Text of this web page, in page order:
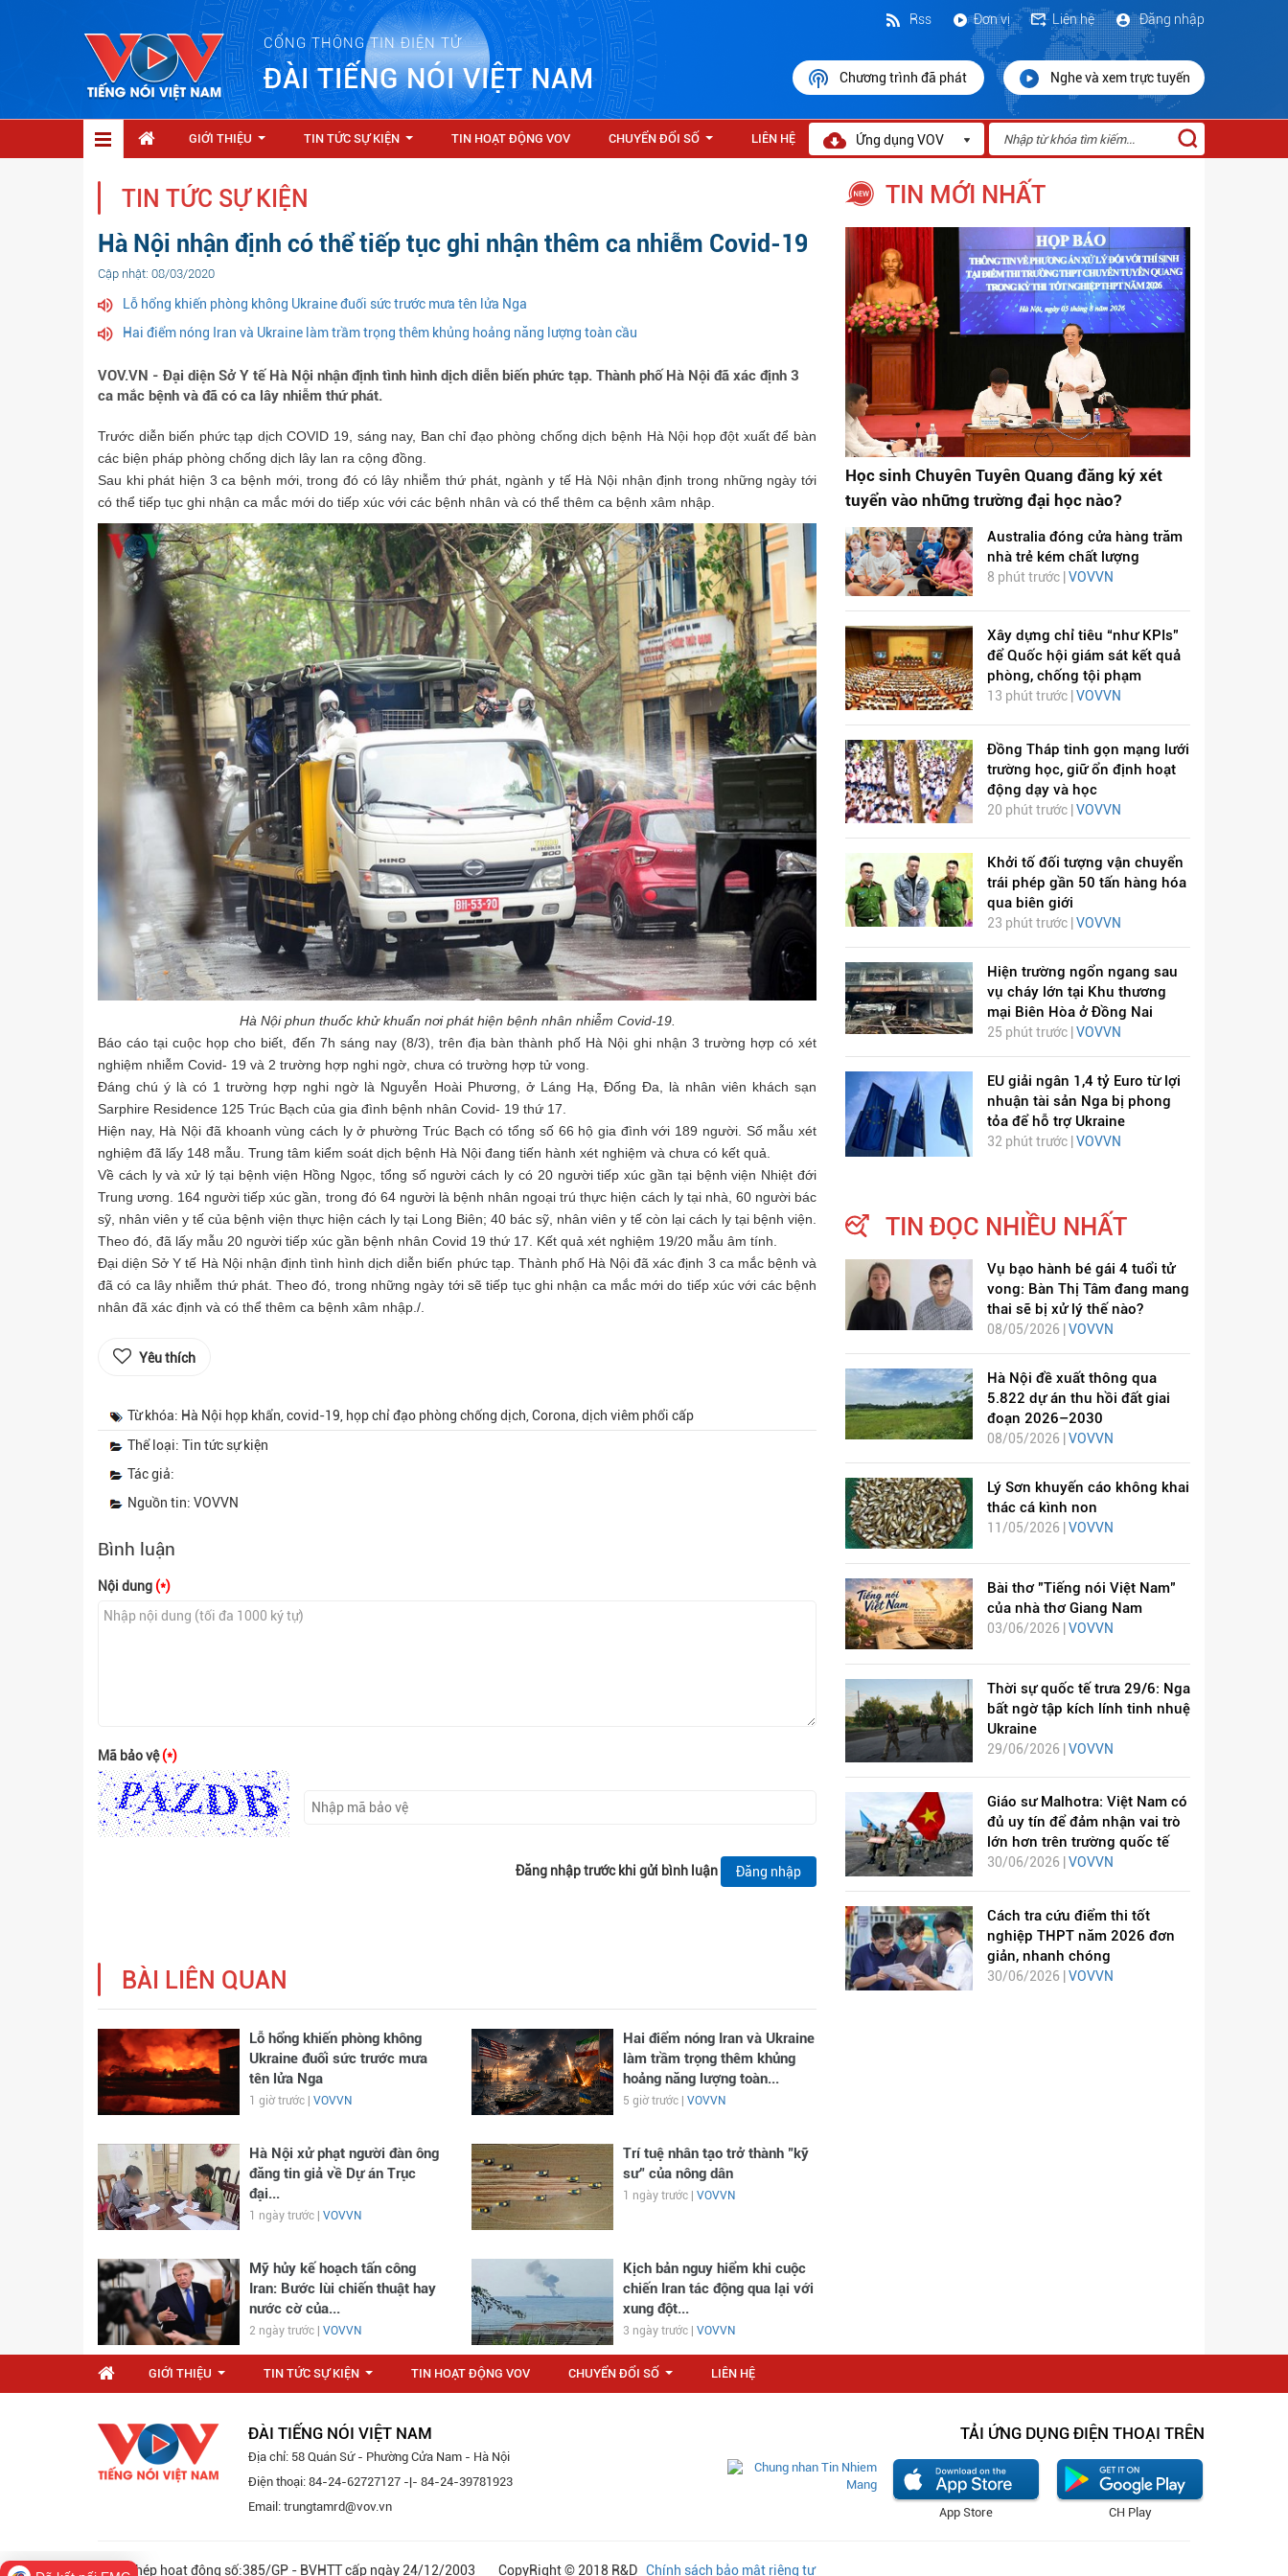
CỔNG THÔNG TIN ĐIỆN TỬ
ĐÀI TIẾNG NÓI VIỆT NAM
Đăng nhập
Liên hệ
Đơn vị
Rss
Chương trình đã phát Nghe và xem trực tuyến
GIỚI THIỆU TIN TỨC SỰ KIỆN TIN HOẠT ĐỘNG VOV CHUYỂN ĐỔI SỐ LIÊN HỆ Ứng dụng VOV
TIN TỨC SỰ KIỆN
Hà Nội nhận định có thể tiếp tục ghi nhận thêm ca nhiễm Covid-19
Cập nhật: 08/03/2020
Lỗ hổng khiến phòng không Ukraine đuối sức trước mưa tên lửa Nga
Hai điểm nóng Iran và Ukraine làm trầm trọng thêm khủng hoảng năng lượng toàn cầu
VOV.VN - Đại diện Sở Y tế Hà Nội nhận định tình hình dịch diễn biến phức tạp. Thành phố Hà Nội đã xác định 3
ca mắc bệnh và đã có ca lây nhiễm thứ phát.
Trước diễn biến phức tạp dịch COVID 19, sáng nay, Ban chỉ đạo phòng chống dịch bệnh Hà Nội họp đột xuất để bàn
các biện pháp phòng chống dịch lây lan ra cộng đồng.
Sau khi phát hiện 3 ca bệnh mới, trong đó có lây nhiễm thứ phát, ngành y tế Hà Nội nhận định trong những ngày tới
có thể tiếp tục ghi nhận ca mắc mới do tiếp xúc với các bệnh nhân và có thể thêm ca bệnh xâm nhập.
Hà Nội phun thuốc khử khuẩn nơi phát hiện bệnh nhân nhiễm Covid-19.
Báo cáo tại cuộc họp cho biết, đến 7h sáng nay (8/3), trên địa bàn thành phố Hà Nội ghi nhận 3 trường hợp có xét
nghiệm nhiễm Covid- 19 và 2 trường hợp nghi ngờ, chưa có trường hợp tử vong.
Đáng chú ý là có 1 trường hợp nghi ngờ là Nguyễn Hoài Phương, ở Láng Hạ, Đống Đa, là nhân viên khách sạn
Sarphire Residence 125 Trúc Bạch của gia đình bệnh nhân Covid- 19 thứ 17.
Hiện nay, Hà Nội đã khoanh vùng cách ly ở phường Trúc Bạch có tổng số 66 hộ gia đình với 189 người. Số mẫu xét
nghiệm đã lấy 148 mẫu. Trung tâm kiểm soát dịch bệnh Hà Nội đang tiến hành xét nghiệm và chưa có kết quả.
Về cách ly và xử lý tại bệnh viện Hồng Ngọc, tổng số người cách ly có 20 người tiếp xúc gần tại bệnh viện Nhiệt đới
Trung ương. 164 người tiếp xúc gần, trong đó 64 người là bệnh nhân ngoại trú thực hiện cách ly tại nhà, 60 người bác
sỹ, nhân viên y tế của bệnh viện thực hiện cách ly tại Long Biên; 40 bác sỹ, nhân viên y tế còn lại cách ly tại bệnh viện.
Theo đó, đã lấy mẫu 20 người tiếp xúc gần bệnh nhân Covid 19 thứ 17. Kết quả xét nghiệm 19/20 mẫu âm tính.
Đại diện Sở Y tế Hà Nội nhận định tình hình dịch diễn biến phức tạp. Thành phố Hà Nội đã xác định 3 ca mắc bệnh và
đã có ca lây nhiễm thứ phát. Theo đó, trong những ngày tới sẽ tiếp tục ghi nhận ca mắc mới do tiếp xúc với các bệnh
nhân đã xác định và có thể thêm ca bệnh xâm nhập./.
Yêu thích
Từ khóa: Hà Nội họp khẩn, covid-19, họp chỉ đạo phòng chống dịch, Corona, dịch viêm phổi cấp
Thể loại: Tin tức sự kiện
Tác giả:
Nguồn tin: VOVVN
Bình luận
Nội dung (*)
Mã bảo vệ(*)
Đăng nhập trước khi gửi bình luận Đăng nhập
BÀI LIÊN QUAN
Lỗ hổng khiến phòng không
Ukraine đuối sức trước mưa
tên lửa Nga
1 giờ trước | VOVVN
Hai điểm nóng Iran và Ukraine
làm trầm trọng thêm khủng
hoảng năng lượng toàn...
5 giờ trước | VOVVN
Hà Nội xử phạt người đàn ông
đăng tin giả về Dự án Trục
đại...
1 ngày trước | VOVVN
Trí tuệ nhân tạo trở thành "kỹ
sư" của nông dân
1 ngày trước | VOVVN
Mỹ hủy kế hoạch tấn công
Iran: Bước lùi chiến thuật hay
nước cờ của...
2 ngày trước | VOVVN
Kịch bản nguy hiểm khi cuộc
chiến Iran tác động qua lại với
xung đột...
3 ngày trước | VOVVN
TIN MỚI NHẤT
Học sinh Chuyên Tuyên Quang đăng ký xét
tuyển vào những trường đại học nào?
Australia đóng cửa hàng trăm
nhà trẻ kém chất lượng
8 phút trước | VOVVN
Xây dựng chỉ tiêu “như KPIs”
để Quốc hội giám sát kết quả
phòng, chống tội phạm
13 phút trước | VOVVN
Đồng Tháp tinh gọn mạng lưới
trường học, giữ ổn định hoạt
động dạy và học
20 phút trước | VOVVN
Khởi tố đối tượng vận chuyển
trái phép gần 50 tấn hàng hóa
qua biên giới
23 phút trước | VOVVN
Hiện trường ngổn ngang sau
vụ cháy lớn tại Khu thương
mại Biên Hòa ở Đồng Nai
25 phút trước | VOVVN
EU giải ngân 1,4 tỷ Euro từ lợi
nhuận tài sản Nga bị phong
tỏa để hỗ trợ Ukraine
32 phút trước | VOVVN
TIN ĐỌC NHIỀU NHẤT
Vụ bạo hành bé gái 4 tuổi tử
vong: Bàn Thị Tâm đang mang
thai sẽ bị xử lý thế nào?
08/05/2026 | VOVVN
Hà Nội đề xuất thông qua
5.822 dự án thu hồi đất giai
đoạn 2026–2030
08/05/2026 | VOVVN
Lý Sơn khuyến cáo không khai
thác cá kình non
11/05/2026 | VOVVN
Bài thơ "Tiếng nói Việt Nam"
của nhà thơ Giang Nam
03/06/2026 | VOVVN
Thời sự quốc tế trưa 29/6: Nga
bất ngờ tập kích lính tinh nhuệ
Ukraine
29/06/2026 | VOVVN
Giáo sư Malhotra: Việt Nam có
đủ uy tín để đảm nhận vai trò
lớn hơn trên trường quốc tế
30/06/2026 | VOVVN
Cách tra cứu điểm thi tốt
nghiệp THPT năm 2026 đơn
giản, nhanh chóng
30/06/2026 | VOVVN
GIỚI THIỆU TIN TỨC SỰ KIỆN TIN HOẠT ĐỘNG VOV CHUYỂN ĐỔI SỐ LIÊN HỆ
ĐÀI TIẾNG NÓI VIỆT NAM
Địa chỉ: 58 Quán Sứ - Phường Cửa Nam - Hà Nội
Điện thoại: 84-24-62727127 -|- 84-24-39781923
Email: trungtamrd@vov.vn
TẢI ỨNG DỤNG ĐIỆN THOẠI TRÊN
CH Play
App Store
Giấy phép hoạt động số:385/GP - BVHTT cấp ngày 24/12/2003 CopyRight © 2018 R&D Chính sách bảo mật riêng tư